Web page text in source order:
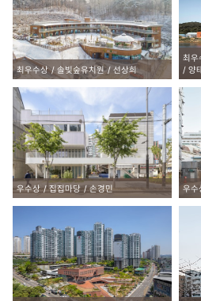
최우수상 솔빛숲유치원 선상희
최우
양
우수상 집집마당 손경민 우수